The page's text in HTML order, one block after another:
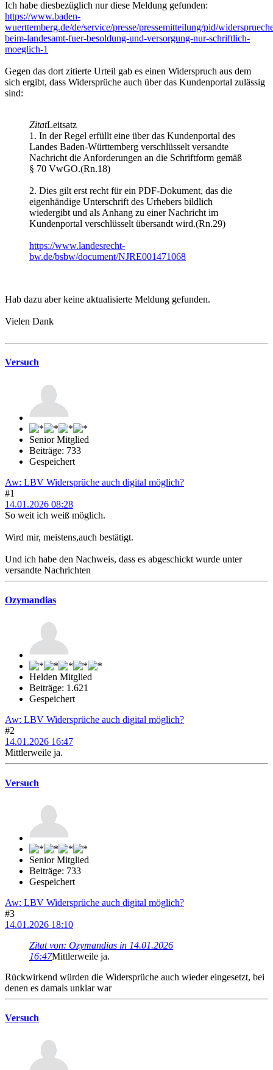
Ich habe diesbezüglich nur diese Meldung gefunden:
https://www.baden-
wuerttemberg.de/de/service/presse/pressemitteilung/pid/
beim-landesamt-fuer-besoldung-und-versorgung-nur-schriftlich-
moeglich-1
Gegen das dort zitierte Urteil gab es einen Widerspruch aus dem
sich ergibt, dass Widersprüche auch über das Kundenportal zulässig
sind:
ZitatLeitsatz
1. In der Regel erfüllt eine über das Kundenportal des
Landes Baden-Württemberg verschlüsselt versandte
Nachricht die Anforderungen an die Schriftform gemäß
§ 70 VwGO.(Rn.18)
2. Dies gilt erst recht für ein PDF-Dokument, das die
eigenhändige Unterschrift des Urhebers bildlich
wiedergibt und als Anhang zu einer Nachricht im
Kundenportal verschlüsselt übersandt wird.(Rn.29)
https://www.landesrecht-
bw.de/bsbw/document/NJRE001471068
Hab dazu aber keine aktualisierte Meldung gefunden.
Vielen Dank
Versuch
Senior Mitglied
Beiträge: 733
Gespeichert
Aw: LBV Widersprüche auch digital möglich?
#1
14.01.2026 08:28
So weit ich weiß möglich.
Wird mir, meistens,auch bestätigt.
Und ich habe den Nachweis, dass es abgeschickt wurde unter
versandte Nachrichten
Ozymandias
Helden Mitglied
Beiträge: 1.621
Gespeichert
Aw: LBV Widersprüche auch digital möglich?
#2
14.01.2026 16:47
Mittlerweile ja.
Versuch
Senior Mitglied
Beiträge: 733
Gespeichert
Aw: LBV Widersprüche auch digital möglich?
#3
14.01.2026 18:10
Zitat von: Ozymandias in 14.01.2026
16:47Mittlerweile ja.
Rückwirkend würden die Widersprüche auch wieder eingesetzt, bei
denen es damals unklar war
Versuch